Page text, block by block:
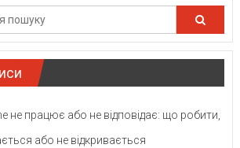
не працює або не відповідає: що робити,
або не відкривається